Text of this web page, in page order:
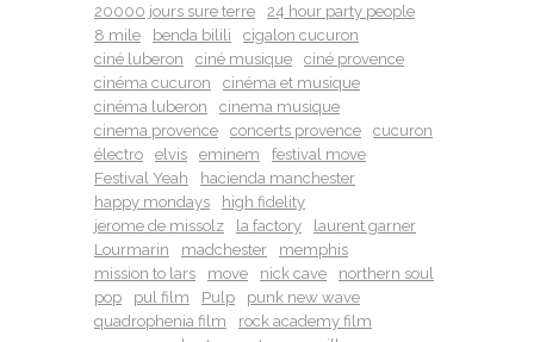
20000 jours sure terre
24 hour party people
8 mile
benda bilili
cigalon cucuron
ciné luberon
ciné musique
ciné provence
cinéma cucuron
cinéma et musique
cinéma luberon
cinema musique
cinema provence
concerts provence
cucuron
électro
elvis eminem
festival move
Festival Yeah
hacienda manchester
happy mondays
high fidelity
jerome de missolz
la factory
laurent garner
Lourmarin
madchester
memphis
mission to lars
move nick cave
northern soul
pop
pul film Pulp
punk new wave
quadrophenia film
rock academy film